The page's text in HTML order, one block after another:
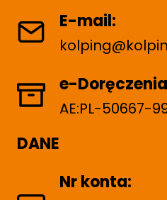
E-mail:
e-
AE:PL-50667-
DANE
Nr konta: